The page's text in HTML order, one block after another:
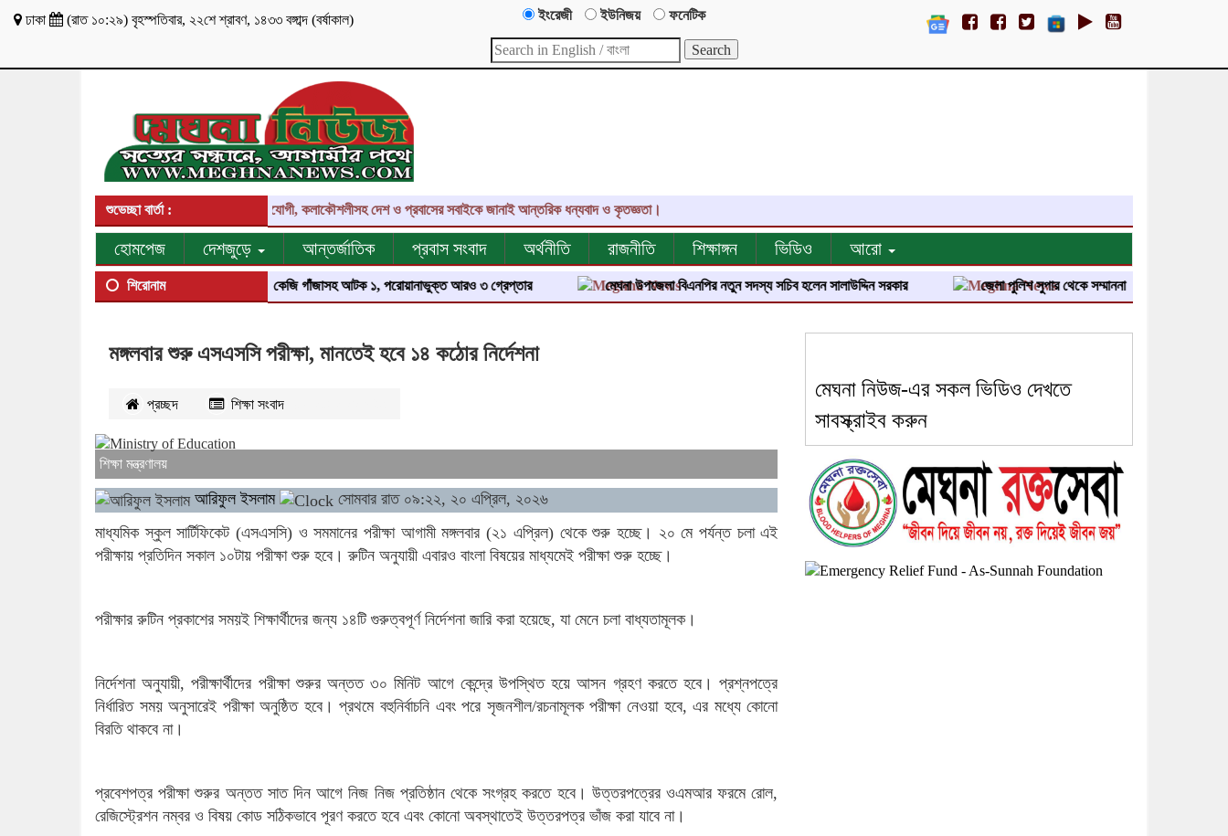
ঢাকা (রাত ১০:২৯) বৃহস্পতিবার, ২২শে শ্রাবণ, ১৪৩৩ বঙ্গাব্দ (বর্ষাকাল) ইংরেজী ইউনিজয় ফনেটিক
শুভেচ্ছা বার্তা :
সকল পাঠক-দর্শক, প্রতিনিধি, শুভাকাঙ্ক্ষী, সহযোগী, কলাকৌশলীসহ দেশ ও প্রবাসের সবাইকে জানাই আন্তরিক ধন্যবাদ ও কৃতজ্ঞতা।
হোমপেজ দেশজুড়ে আন্তর্জাতিক প্রবাস সংবাদ অর্থনীতি রাজনীতি শিক্ষাঙ্গন ভিডিও আরো
শিরোনাম
মঙ্গলবার শুরু এসএসসি পরীক্ষা, মানতেই হবে ১৪ কঠোর নির্দেশনা
প্রচ্ছদ শিক্ষা সংবাদ
শিক্ষা মন্ত্রণালয়
আরিফুল ইসলাম
সোমবার রাত ০৯:২২, ২০ এপ্রিল, ২০২৬
মাধ্যমিক স্কুল সার্টিফিকেট (এসএসসি) ও সমমানের পরীক্ষা আগামী মঙ্গলবার (২১ এপ্রিল) থেকে শুরু হচ্ছে। ২০ মে পর্যন্ত চলা এই
পরীক্ষায় প্রতিদিন সকাল ১০টায় পরীক্ষা শুরু হবে। রুটিন অনুযায়ী এবারও বাংলা বিষয়ের মাধ্যমেই পরীক্ষা শুরু হচ্ছে।
পরীক্ষার রুটিন প্রকাশের সময়ই শিক্ষার্থীদের জন্য ১৪টি গুরুত্বপূর্ণ নির্দেশনা জারি করা হয়েছে, যা মেনে চলা বাধ্যতামূলক।
নির্দেশনা অনুযায়ী, পরীক্ষার্থীদের পরীক্ষা শুরুর অন্তত ৩০ মিনিট আগে কেন্দ্রে উপস্থিত হয়ে আসন গ্রহণ করতে হবে। প্রশ্নপত্রে
নির্ধারিত সময় অনুসারেই পরীক্ষা অনুষ্ঠিত হবে। প্রথমে বহুনির্বাচনি এবং পরে সৃজনশীল/রচনামূলক পরীক্ষা নেওয়া হবে, এর মধ্যে কোনো
বিরতি থাকবে না।
প্রবেশপত্র পরীক্ষা শুরুর অন্তত সাত দিন আগে নিজ নিজ প্রতিষ্ঠান থেকে সংগ্রহ করতে হবে। উত্তরপত্রের ওএমআর ফরমে রোল,
রেজিস্ট্রেশন নম্বর ও বিষয় কোড সঠিকভাবে পূরণ করতে হবে এবং কোনো অবস্থাতেই উত্তরপত্র ভাঁজ করা যাবে না।
মেঘনা নিউজ-এর সকল ভিডিও দেখতে
সাবস্ক্রাইব করুন